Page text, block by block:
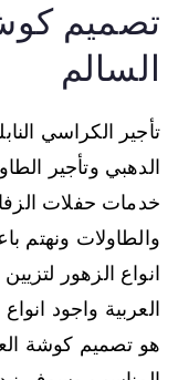
تصميم
السالم
تأجير الكراسي
الدهبي وتأجير
خدمات حفلات
والطاولات ونهتم
انواع الزهور
العربية واجود
هو تصميم كوشة